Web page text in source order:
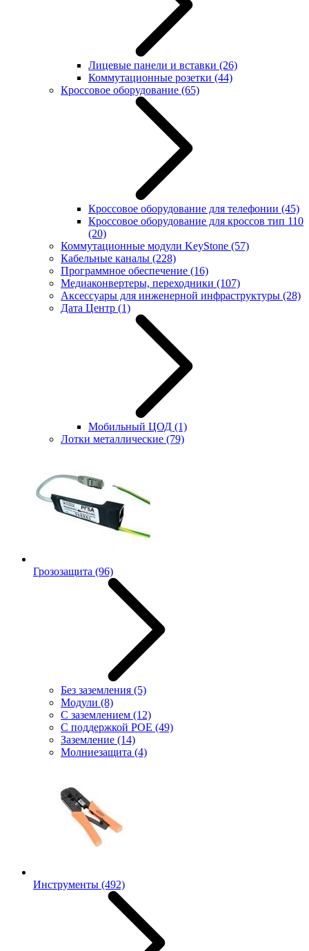
Лицевые панели и вставки (26)
Коммутационные розетки (44)
Кроссовое оборудование (65)
Кроссовое оборудование для телефонии (45)
Кроссовое оборудование для кроссов тип 110
(20)
Коммутационные модули KeyStone (57)
Кабельные каналы (228)
Программное обеспечение (16)
Медиаконвертеры, переходники (107)
Аксессуары для инженерной инфраструктуры (28)
Дата Центр (1)
Мобильный ЦОД (1)
Лотки металлические (79)
Грозозащита (96)
Без заземления (5)
Модули (8)
С заземлением (12)
С поддержкой POE (49)
Заземление (14)
Молниезащита (4)
Инструменты (492)